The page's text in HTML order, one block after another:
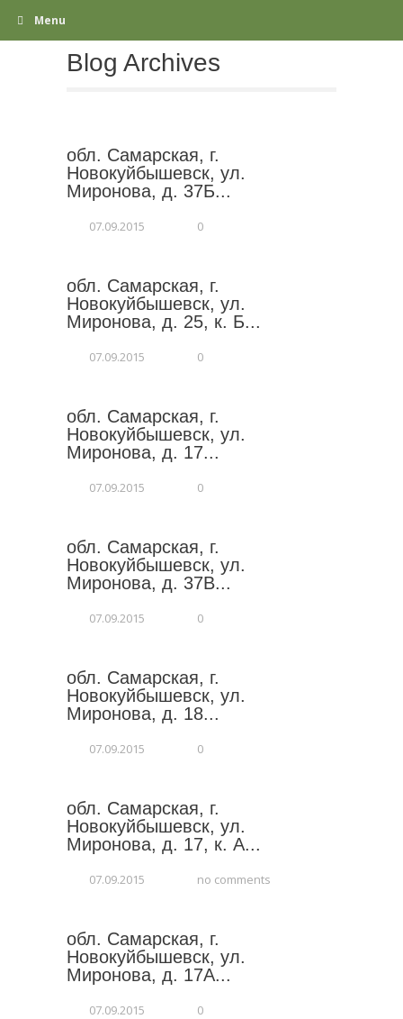
Menu
Blog Archives
обл. Самарская, г.
Новокуйбышевск, ул.
Миронова, д. 37Б...
07.09.2015 0
обл. Самарская, г.
Новокуйбышевск, ул.
Миронова, д. 25, к. Б...
07.09.2015 0
обл. Самарская, г.
Новокуйбышевск, ул.
Миронова, д. 17...
07.09.2015 0
обл. Самарская, г.
Новокуйбышевск, ул.
Миронова, д. 37В...
07.09.2015 0
обл. Самарская, г.
Новокуйбышевск, ул.
Миронова, д. 18...
07.09.2015 0
обл. Самарская, г.
Новокуйбышевск, ул.
Миронова, д. 17, к. А...
07.09.2015 no comments
обл. Самарская, г.
Новокуйбышевск, ул.
Миронова, д. 17А...
07.09.2015 0